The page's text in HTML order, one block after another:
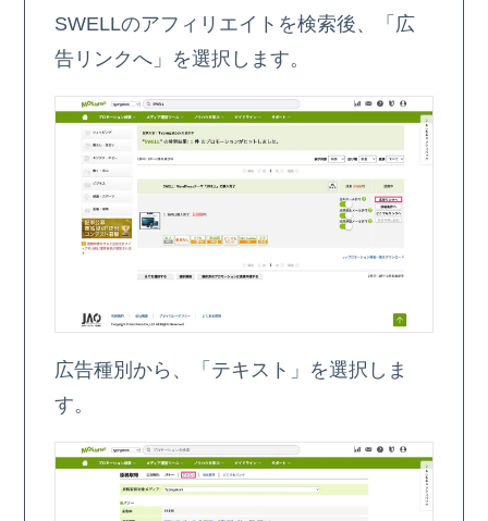
SWELLのアフィリエイトを検索後、「広
告リンクへ」を選択します。
広告種別から、「テキスト」を選択しま
す。